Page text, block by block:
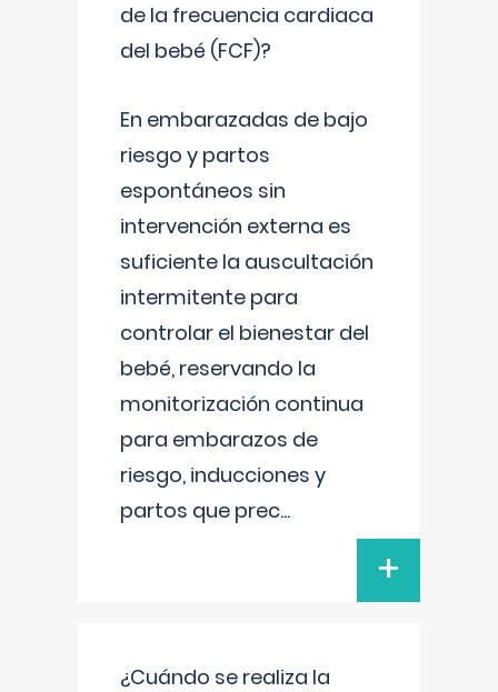
de la frecuencia cardiaca
del bebé (FCF)?
En embarazadas de bajo
riesgo y partos
espontáneos sin
intervención externa es
suficiente la auscultación
intermitente para
controlar el bienestar del
bebé, reservando la
monitorización continua
para embarazos de
riesgo, inducciones y
partos que prec...
+
¿Cuándo se realiza la